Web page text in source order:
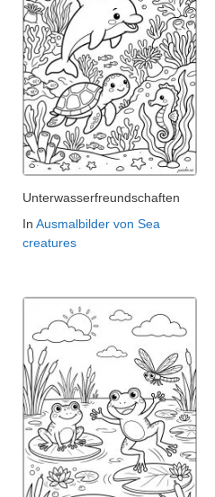
Unterwasserfreundschaften
In Ausmalbilder von Sea
creatures